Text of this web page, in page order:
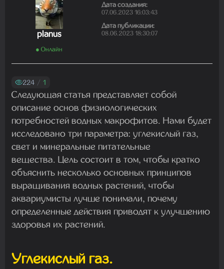
01.08.2026 19:41:26
29.07.2026 13:23:35
Madam
22.07.2026 19:16:45
19.07.2026 08:27:00
planus
● Онлайн
Дата создания:
07.06.2023 16:03:43
Дата публикации:
08.06.2023 18:30:07
224 / 1
Следующая статья представляет собой
описание основ физиологических
потребностей водных макрофитов. Нами будет
исследовано три параметра: углекислый газ,
свет и минеральные питательные
вещества. Цель состоит в том, чтобы кратко
объяснить несколько основных принципов
выращивания водных растений, чтобы
аквариумисты лучше понимали, почему
определенные действия приводят к улучшению
здоровья их растений.
Углекислый газ.